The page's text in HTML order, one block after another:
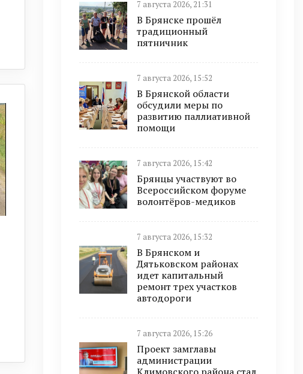
7 августа 2026, 21:31
В Брянске прошёл
традиционный
пятничник
7 августа 2026, 15:52
В Брянской области
обсудили меры по
развитию паллиативной
помощи
7 августа 2026, 15:42
Брянцы участвуют во
Всероссийском форуме
волонтёров-медиков
7 августа 2026, 15:32
В Брянском и
Дятьковском районах
идет капитальный
ремонт трех участков
автодороги
7 августа 2026, 15:26
Проект замглавы
администрации